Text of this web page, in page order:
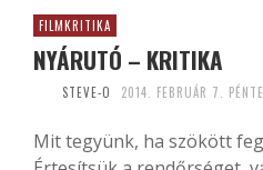
FILMKRITIKA
NYÁRUTÓ – KRITIKA
STEVE-O 2014. FEBRUÁR 7.
Mit tegyünk, ha szökött